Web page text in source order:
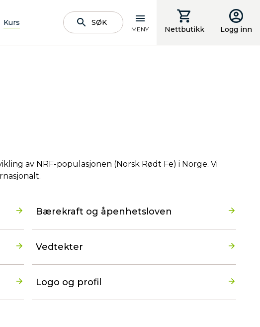
Kurs SØK
MENY Nettbutikk Logg inn
av NRF-populasjonen (Norsk Rødt Fe) i Norge. Vi
Bærekraft og åpenhetsloven
Vedtekter
Logo og profil